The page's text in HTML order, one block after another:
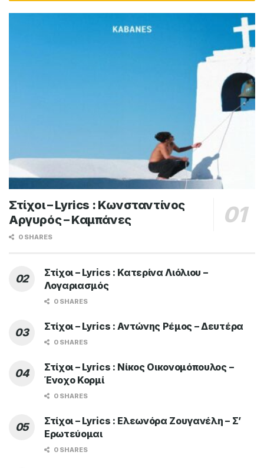
Στίχοι – Lyrics : Κωνσταντίνος
Αργυρός – Καμπάνες
0 SHARES
Στίχοι – Lyrics : Κατερίνα Λιόλιου –
Λογαριασμός
0 SHARES
Στίχοι – Lyrics : Αντώνης Ρέμος – Δευτέρα
0 SHARES
Στίχοι – Lyrics : Νίκος Οικονομόπουλος –
Ένοχο Κορμί
0 SHARES
Στίχοι – Lyrics : Ελεωνόρα Ζουγανέλη – Σ’
Ερωτεύομαι
0 SHARES